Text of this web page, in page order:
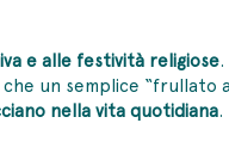
e alle festività religiose
un semplice “frullato
nella vita quotidiana.